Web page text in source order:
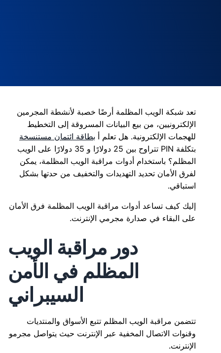
تعد شبكة الويب المظلمة أرضًا خصبة لأنشطة المجرمين
الإلكترونيين، من بيع البيانات المسروقة إلى التخطيط
للهجمات الإلكترونية. هل تعلم أ بطاقة ائتمان مستنسخة
بتكلفة PIN تتراوح بين 25 دولارًا و 35 دولارًا على الويب
المظلم؟ باستخدام أدوات مراقبة الويب المظلمة، يمكن
لفرق الأمان تحديد التهديدات والتخفيف من حدتها بشكل
استباقي.
إليك كيف تساعد أدوات مراقبة الويب المظلمة فرق الأمان
على البقاء في صدارة مجرمي الإنترنت.
دور مراقبة الويب
المظلم في الأمن
السيبراني
تتضمن مراقبة الويب المظلم تتبع الأسواق والمنتديات
وقنوات الاتصال المخفية عبر الإنترنت حيث يتواصل مجرمو
الإنترنت.